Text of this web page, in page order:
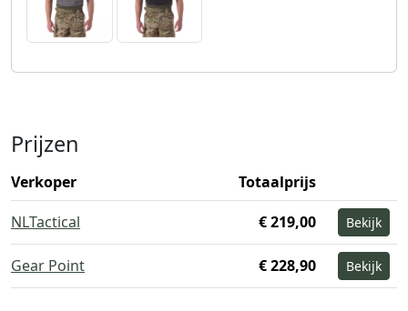
Prijzen
Verkoper
Totaalprijs
NLTactical
€ 219,00 Bekijk
Gear Point € 228,90 Bekijk